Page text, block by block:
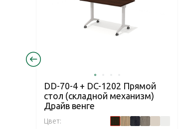
DD-70-4 + DC-1202 Прямой
стол (складной механизм)
Драйв венге
Цвет: